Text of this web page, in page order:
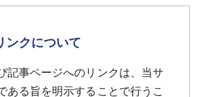
ンクについて
記事ページへのリンクは、当サ
ある旨を明示することで行うこ